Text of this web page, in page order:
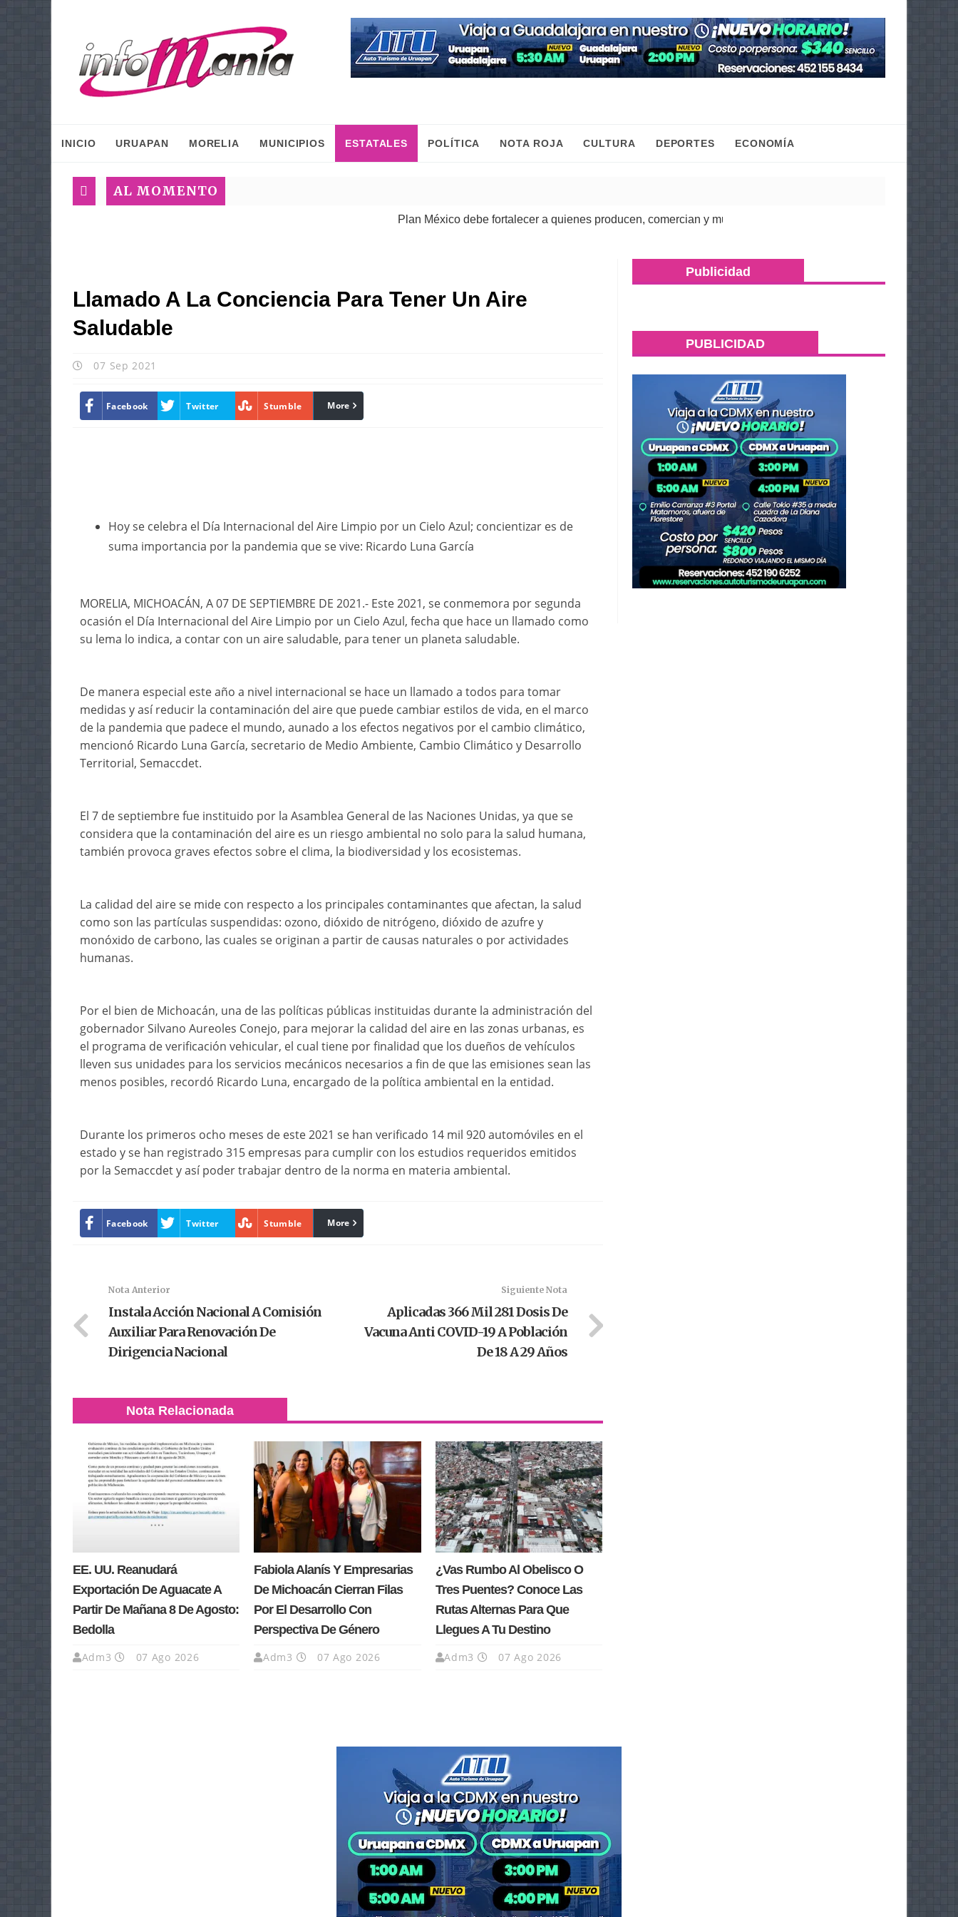
INICIO URUAPAN MORELIA MUNICIPIOS ESTATALES POLÍTICA NOTA ROJA CULTURA DEPORTES ECONOMÍA
AL MOMENTO
Plan México debe fortalecer a quienes producen, comercian y mueven la economía regional: Torres Piña
Llamado A La Conciencia Para Tener Un Aire
Saludable
07 Sep 2021
Facebook Twitter Stumble linkedin
More
Hoy se celebra el Día Internacional del Aire Limpio por un Cielo Azul; concientizar es de
suma importancia por la pandemia que se vive: Ricardo Luna García
MORELIA, MICHOACÁN, A 07 DE SEPTIEMBRE DE 2021.- Este 2021, se conmemora por segunda
ocasión el Día Internacional del Aire Limpio por un Cielo Azul, fecha que hace un llamado como
su lema lo indica, a contar con un aire saludable, para tener un planeta saludable.
De manera especial este año a nivel internacional se hace un llamado a todos para tomar
medidas y así reducir la contaminación del aire que puede cambiar estilos de vida, en el marco
de la pandemia que padece el mundo, aunado a los efectos negativos por el cambio climático,
mencionó Ricardo Luna García, secretario de Medio Ambiente, Cambio Climático y Desarrollo
Territorial, Semaccdet.
El 7 de septiembre fue instituido por la Asamblea General de las Naciones Unidas, ya que se
considera que la contaminación del aire es un riesgo ambiental no solo para la salud humana,
también provoca graves efectos sobre el clima, la biodiversidad y los ecosistemas.
La calidad del aire se mide con respecto a los principales contaminantes que afectan, la salud
como son las partículas suspendidas: ozono, dióxido de nitrógeno, dióxido de azufre y
monóxido de carbono, las cuales se originan a partir de causas naturales o por actividades
humanas.
Por el bien de Michoacán, una de las políticas públicas instituidas durante la administración del
gobernador Silvano Aureoles Conejo, para mejorar la calidad del aire en las zonas urbanas, es
el programa de verificación vehicular, el cual tiene por finalidad que los dueños de vehículos
lleven sus unidades para los servicios mecánicos necesarios a fin de que las emisiones sean las
menos posibles, recordó Ricardo Luna, encargado de la política ambiental en la entidad.
Durante los primeros ocho meses de este 2021 se han verificado 14 mil 920 automóviles en el
estado y se han registrado 315 empresas para cumplir con los estudios requeridos emitidos
por la Semaccdet y así poder trabajar dentro de la norma en materia ambiental.
Facebook Twitter Stumble linkedin
More
Nota Anterior
Instala Acción Nacional A Comisión
Auxiliar Para Renovación De
Dirigencia Nacional
Siguiente Nota
Aplicadas 366 Mil 281 Dosis De
Vacuna Anti COVID-19 A Población
De 18 A 29 Años
Nota Relacionada
EE. UU. Reanudará
Exportación De Aguacate A
Partir De Mañana 8 De Agosto:
Bedolla
Adm3 07 Ago 2026
Fabiola Alanís Y Empresarias
De Michoacán Cierran Filas
Por El Desarrollo Con
Perspectiva De Género
Adm3 07 Ago 2026
¿Vas Rumbo Al Obelisco O
Tres Puentes? Conoce Las
Rutas Alternas Para Que
Llegues A Tu Destino
Adm3 07 Ago 2026
Publicidad
PUBLICIDAD